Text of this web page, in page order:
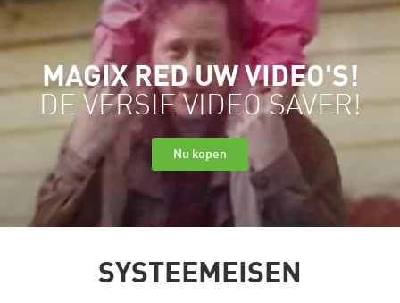
MAGIX RED UW VIDEO'S!
DE VERSIE VIDEO SAVER!
Nu kopen
SYSTEEMEISEN